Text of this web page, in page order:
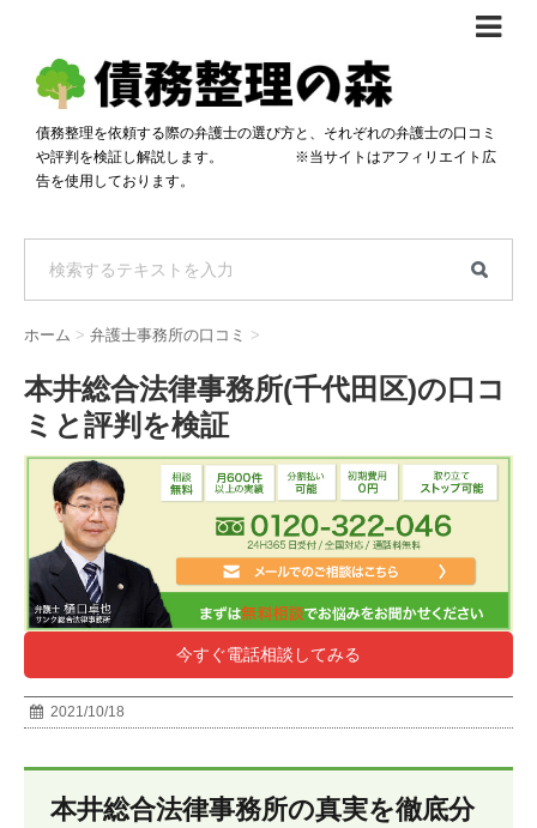
債務整理体験談
おすすめ
料金比較
自己破産・個人再生料金比較
過払い金料金比較
専門家の選び方
料金で選ぶ
着手金無料で選ぶ
24時間年中無休で選ぶ
匿名借金相談
債務整理を依頼する際の弁護士の選び方と、それぞれの弁護士の口コミ
や評判を検証し解説します。 ※当サイトはアフィリエイト広
告を使用しております。
ホーム > 弁護士事務所の口コミ >
本井総合法律事務所(千代田区)の口コ
ミと評判を検証
今すぐ電話相談してみる
2021/10/18
本井総合法律事務所の真実を徹底分